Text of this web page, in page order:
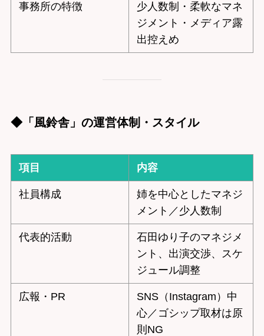
事務所の特徴
少人数制・柔軟なマネ
ジメント・メディア露
出控えめ
◆「風鈴舎」の運営体制・スタイル
項目 内容
社員構成
姉を中心としたマネジ
メント／少人数制
代表的活動
石田ゆり子のマネジメ
ント、出演交渉、スケ
ジュール調整
広報・PR
SNS（Instagram）中
心／ゴシップ取材は原
則NG